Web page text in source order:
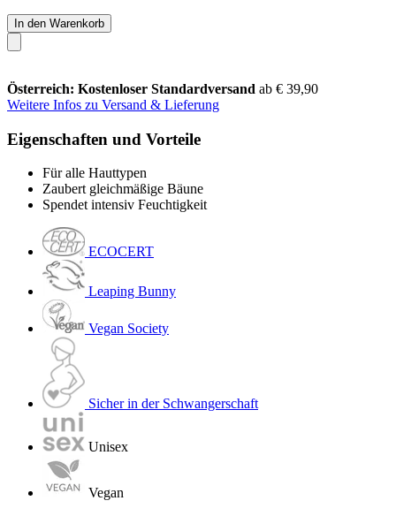
In den Warenkorb
Österreich: Kostenloser Standardversand ab € 39,90
Weitere Infos zu Versand & Lieferung
Eigenschaften und Vorteile
Für alle Hauttypen
Zaubert gleichmäßige Bäune
Spendet intensiv Feuchtigkeit
ECOCERT
Leaping Bunny
Vegan Society
Sicher in der Schwangerschaft
Unisex
Vegan